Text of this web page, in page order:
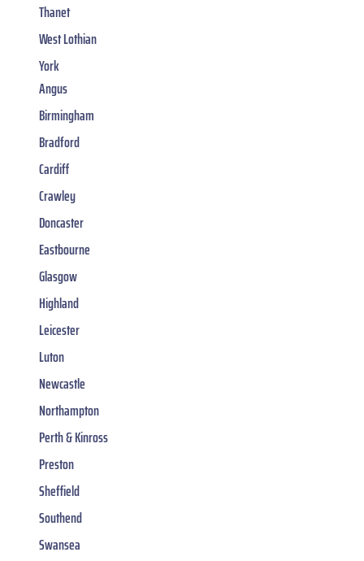
Thanet
West Lothian
York
Angus
Birmingham
Bradford
Cardiff
Crawley
Doncaster
Eastbourne
Glasgow
Highland
Leicester
Luton
Newcastle
Northampton
Perth & Kinross
Preston
Sheffield
Southend
Swansea